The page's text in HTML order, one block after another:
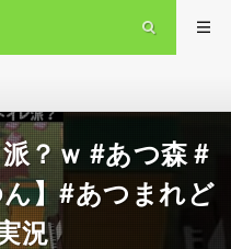
？ｗ #あつ森 #
】#あつまれど
況